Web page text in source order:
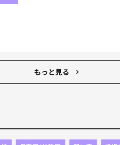
くないし夕方行こうと思うと
もっと見る